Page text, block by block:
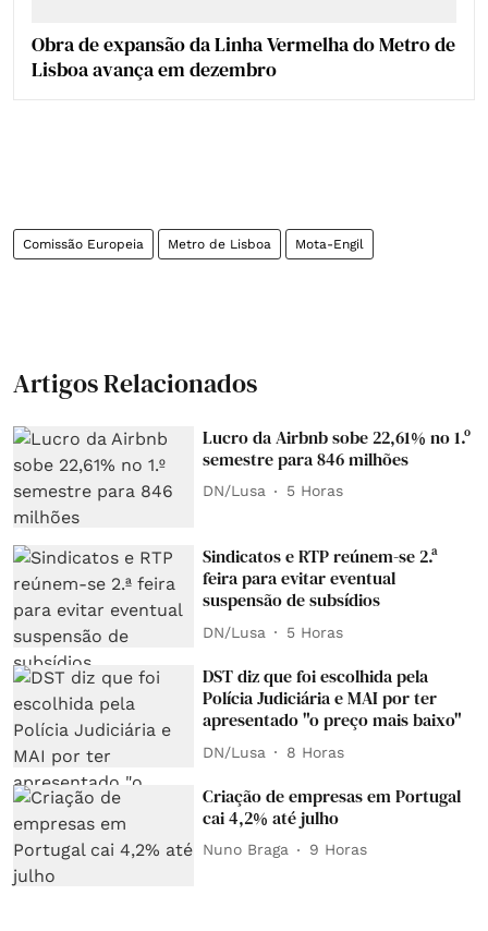
Obra de expansão da Linha Vermelha do Metro de
Lisboa avança em dezembro
Comissão Europeia Metro de Lisboa Mota-Engil
Artigos Relacionados
Lucro da Airbnb sobe 22,61% no 1.º
semestre para 846 milhões
DN/Lusa 5 Horas
Sindicatos e RTP reúnem-se 2.ª
feira para evitar eventual
suspensão de subsídios
DN/Lusa 5 Horas
DST diz que foi escolhida pela
Polícia Judiciária e MAI por ter
apresentado "o preço mais baixo"
DN/Lusa 8 Horas
Criação de empresas em Portugal
cai 4,2% até julho
Nuno Braga 9 Horas